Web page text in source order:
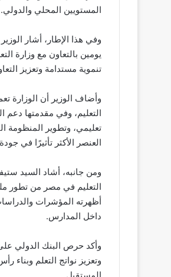
المستويين المحلي والدولي.
وفي هذا الإطار، أشار
تنموية مستدامة وتعزيز
وأضاف الوزير أن الوزارة
التعليم، وفي مقدمتها دعم
تعليمي، وتطوير المنظومة
العنصر الأكثر تأثيرًا في
ومن جانبه، أشاد السيد
التعليم في مصر من تطور
أظهرته المؤشرات
داخل المدارس.
وأكد حرص البنك الدولي على
وتعزيز نواتج التعلم